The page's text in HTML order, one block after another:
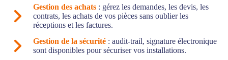
Gestion des achats : gérez les demandes, les devis, les
contrats, les achats de vos pièces sans oublier les
réceptions et les factures.
Gestion de la sécurité : audit-trail, signature électronique
sont disponibles pour sécuriser vos installations.